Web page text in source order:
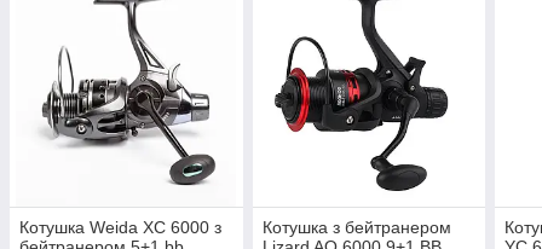
Котушка Weida XC 6000 з
Котушка з бейтранером